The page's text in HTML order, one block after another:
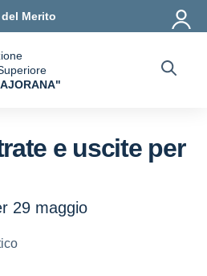
Merito
e uscite per
29 maggio